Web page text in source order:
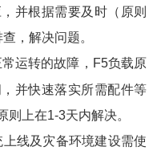
并根据需要及时（原则
，解决问题。
运转的故障，F5负载原
并快速落实所需配件等
上在1-3天内解决。
上线及灾备环境建设需使